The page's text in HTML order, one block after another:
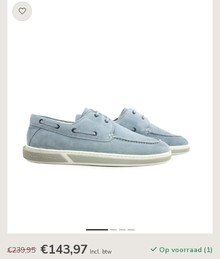
€239,95 €143,97 Incl. btw Op voorraad (1)